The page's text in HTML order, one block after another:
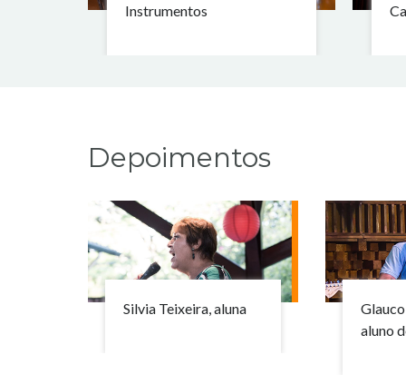
Instrumentos
Depoimentos
Silvia Teixeira, aluna
aluno